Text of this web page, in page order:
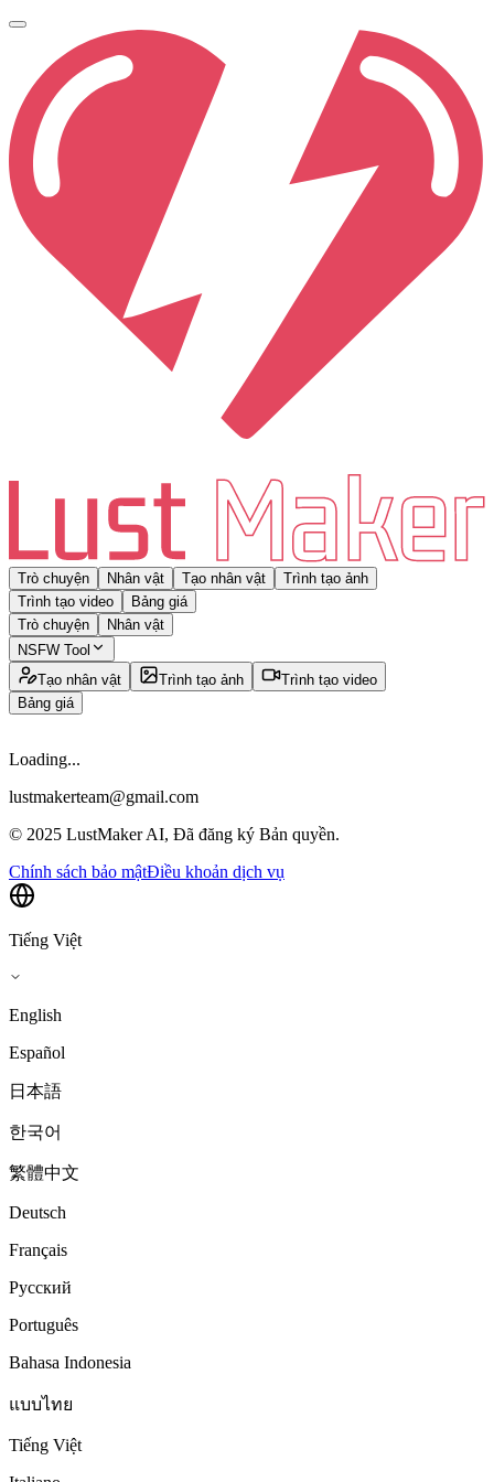
Trò chuyện Nhân vật Tạo nhân vật
Trình tạo ảnh
Trình tạo video
Bảng giá
Trò chuyện
Nhân vật
NSFW Tool
Tạo nhân vật
Trình tạo ảnh
Trình tạo video
Bảng giá
Loading...
lustmakerteam@gmail.com
© 2025 LustMaker AI, Đã đăng ký Bản quyền.
Chính sách bảo mậtĐiều khoản dịch vụ
Tiếng Việt
English
Español
日本語
한국어
繁體中文
Deutsch
Français
Русский
Português
Bahasa Indonesia
แบบไทย
Tiếng Việt